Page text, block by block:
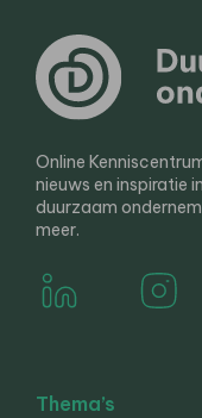
Online
nieuws en inspiratie
duurzaam
meer.
Thema’s